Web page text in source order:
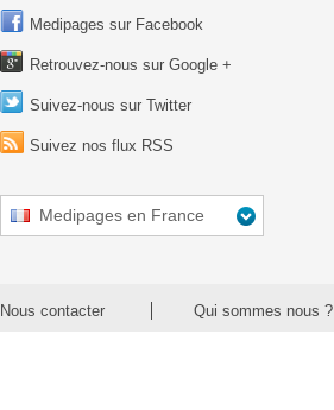
Medipages sur Facebook
Retrouvez-nous sur Google +
Suivez-nous sur Twitter
Suivez nos flux RSS
Medipages en France
Nous contacter Qui sommes nous ?